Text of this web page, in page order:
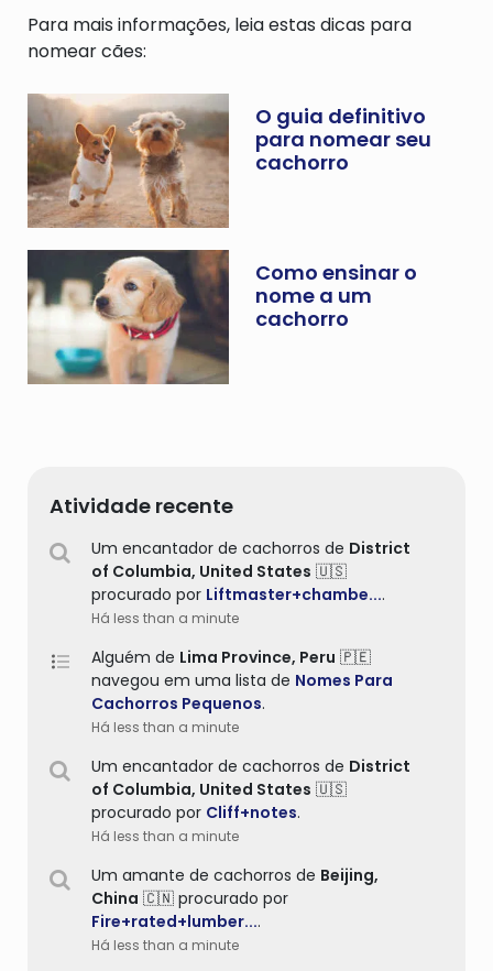
Para mais informações, leia estas dicas para
nomear cães:
O guia definitivo
para nomear seu
cachorro
Como ensinar o
nome a um
cachorro
Atividade recente
Um encantador de cachorros de District
of Columbia, United States 🇺🇸
procurado por Liftmaster+chambe....
Há less than a minute
Alguém de Lima Province, Peru 🇵🇪
navegou em uma lista de Nomes Para
Cachorros Pequenos.
Há less than a minute
Um encantador de cachorros de District
of Columbia, United States 🇺🇸
procurado por Cliff+notes.
Há less than a minute
Um amante de cachorros de Beijing,
China 🇨🇳 procurado por
Fire+rated+lumber....
Há less than a minute